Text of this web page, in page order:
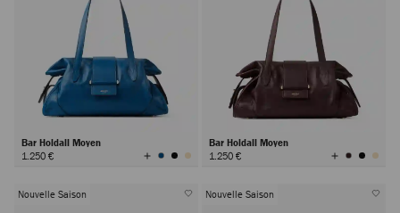
Bar Holdall Moyen
1.250 €
Afficher
toutes
Bar Holdall Moyen
1.250 €
Afficher
toutes
Nouvelle Saison Nouvelle Saison